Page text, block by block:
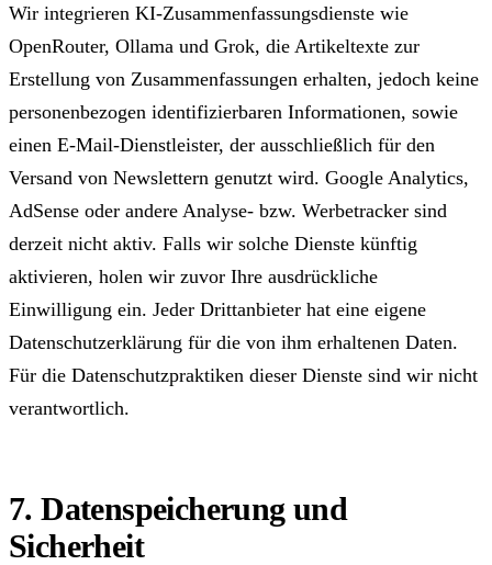
Wir integrieren KI-Zusammenfassungsdienste wie
OpenRouter, Ollama und Grok, die Artikeltexte zur
Erstellung von Zusammenfassungen erhalten, jedoch keine
personenbezogen identifizierbaren Informationen, sowie
einen E-Mail-Dienstleister, der ausschließlich für den
Versand von Newslettern genutzt wird. Google Analytics,
AdSense oder andere Analyse- bzw. Werbetracker sind
derzeit nicht aktiv. Falls wir solche Dienste künftig
aktivieren, holen wir zuvor Ihre ausdrückliche
Einwilligung ein. Jeder Drittanbieter hat eine eigene
Datenschutzerklärung für die von ihm erhaltenen Daten.
Für die Datenschutzpraktiken dieser Dienste sind wir nicht
verantwortlich.
7. Datenspeicherung und
Sicherheit